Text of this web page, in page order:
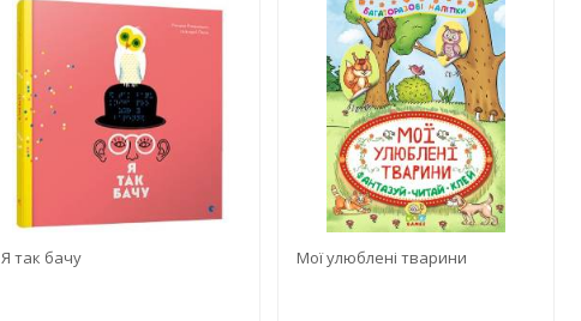
Я так бачу Мої улюблені тварини